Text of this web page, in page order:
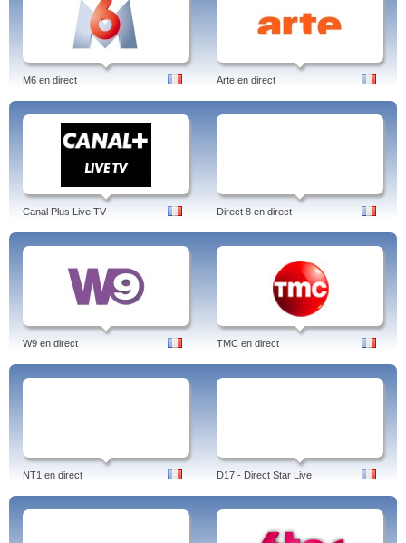
M6 en direct Arte en direct
Canal Plus Live TV Direct 8 en direct
W9 en direct TMC en direct
NT1 en direct D17 - Direct Star Live